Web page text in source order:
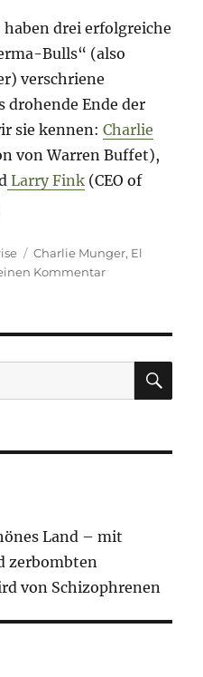
drei erfolgreiche
Bulls“ (also
verschriene
drohende Ende der
sie kennen:Charlie
von Warren Buffet),
Larry Fink (CEO of
zu Mute…“
Schlagwörter
Charlie Munger, El
Kommentarzu
Mute…
Land – mit
zerbombten
von Schizophrenen